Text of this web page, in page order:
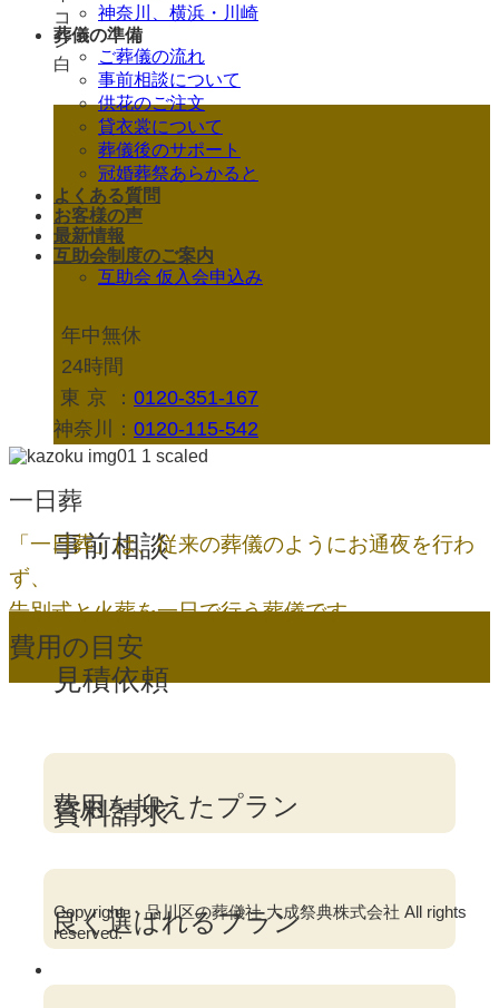
年中無休
24時間
東京
：0120-351-167
神奈川： 0120-115-542
事前相談
見積依頼
資料請求
Copyright ・品川区の葬儀社 大成祭典株式会社 All rights
reserved.
神奈川、横浜・川崎
葬儀の準備
ご葬儀の流れ
事前相談について
供花のご注文
貸衣裳について
葬儀後のサポート
冠婚葬祭あらかると
よくある質問
お客様の声
最新情報
互助会制度のご案内
互助会 仮入会申込み
一日葬
「一日葬」は、従来の葬儀のようにお通夜を行わ
ず、
告別式と火葬を一日で行う葬儀です。
費用の目安
費用を抑えたプラン
良く選ばれるプラン